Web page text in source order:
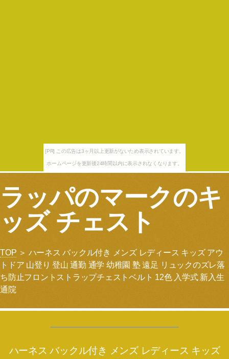
[PR] この広告は3ヶ月以上更新がないため表示されています。
ホームページを更新後24時間以内に表示されなくなります。
ラッパのマークのキ
ッズ チェスト
TOP ＞ ハーネス バックル付き メンズ レディース キッズ アウ
トドア 山登り 登山 通勤 通学 幼稚園 塾 遠足 リュックのズレ落
ち防止フロントストラップチェストベルト 12色 入学式 新入生
通院
ハーネス バックル付き メンズ レディース キッズ